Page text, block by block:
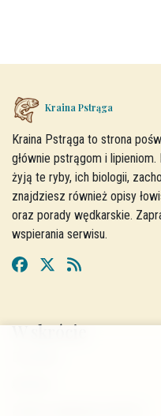
Kraina Pstrąga
Kraina Pstrąga to strona
głównie pstrągom i
żyją te ryby, ich biologii,
znajdziesz również opisy
oraz porady wędkarskie.
wspierania serwisu.
W skrócie